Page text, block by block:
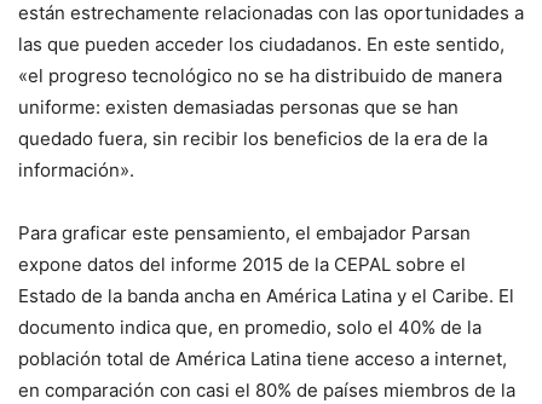
están estrechamente relacionadas con las oportunidades a
las que pueden acceder los ciudadanos. En este sentido,
«el progreso tecnológico no se ha distribuido de manera
uniforme: existen demasiadas personas que se han
quedado fuera, sin recibir los beneficios de la era de la
información».
Para graficar este pensamiento, el embajador Parsan
expone datos del informe 2015 de la CEPAL sobre el
Estado de la banda ancha en América Latina y el Caribe. El
documento indica que, en promedio, solo el 40% de la
población total de América Latina tiene acceso a internet,
en comparación con casi el 80% de países miembros de la